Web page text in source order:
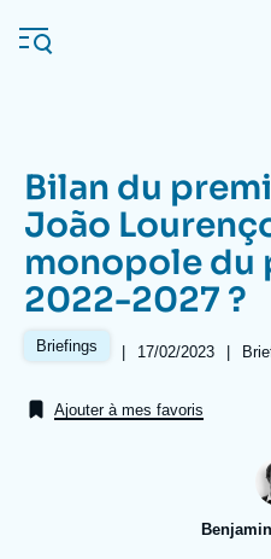
au
contenu
Navigation
principale
L'Ifri
Analyses
Se
Bilan du
João
monopole du
2022-2027 ?
Briefings |
Date
publication
17/02/2023 |
Ajouter à mes favoris